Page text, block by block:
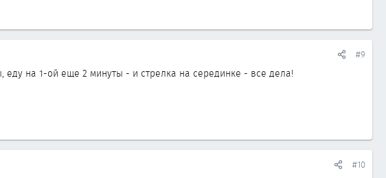
#9
еду на 1-ой еще 2 минуты - и стрелка на серединке - все дела!
#10